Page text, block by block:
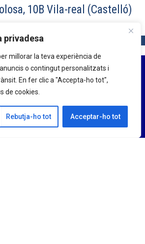
privadesa
millorar la teva experiència de
o contingut personalitzats i
En fer clic a "Accepta-ho tot",
de cookies.
Rebutja-ho tot Acceptar-ho tot
10B Vila-real (Castelló)